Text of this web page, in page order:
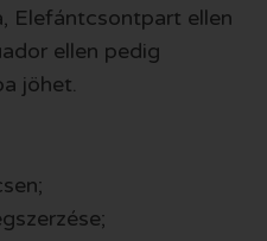
Elefántcsontpart ellen
ellen pedig
jöhet.